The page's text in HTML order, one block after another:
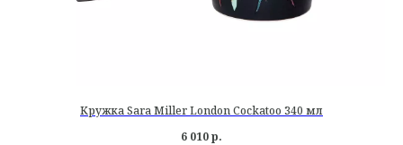
Кружка Sara Miller London Cockatoo 340 мл
6 010р.